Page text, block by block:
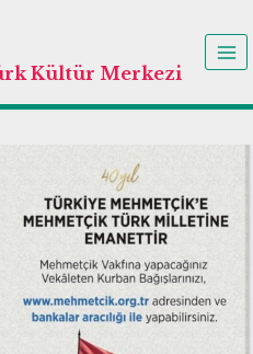
Kültür Merkezi